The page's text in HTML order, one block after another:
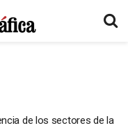
de los sectores de la